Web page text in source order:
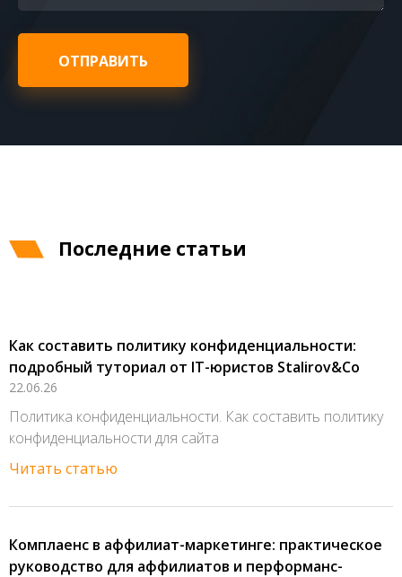
ОТПРАВИТЬ
Последние статьи
Как составить политику конфиденциальности:
подробный туториал от IT-юристов Stalirov&Co
22.06.26
Политика конфиденциальности. Как составить политику
конфиденциальности для сайта
Читать статью
Комплаенс в аффилиат-маркетинге: практическое
руководство для аффилиатов и перформанс-